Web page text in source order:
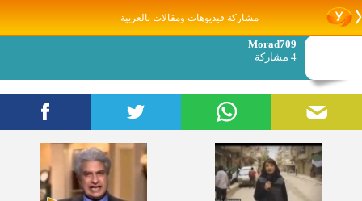
مشاركة فيديوهات ومقالات بالعربية
Morad709
4 مشاركة